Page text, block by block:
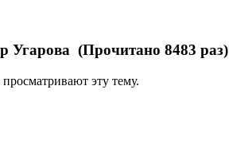
Угарова (Прочитано 8483 раз)
эту тему.